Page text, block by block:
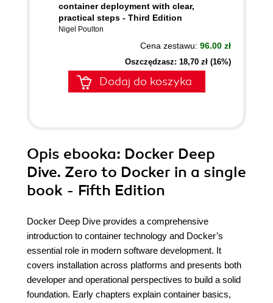
container deployment with clear,
practical steps - Third Edition
Nigel Poulton
Cena zestawu: 96.00 zł
Oszczędzasz: 18,70 zł (16%)
Dodaj do koszyka
Opis ebooka: Docker Deep
Dive. Zero to Docker in a single
book - Fifth Edition
Docker Deep Dive provides a comprehensive
introduction to container technology and Docker’s
essential role in modern software development. It
covers installation across platforms and presents both
developer and operational perspectives to build a solid
foundation. Early chapters explain container basics,